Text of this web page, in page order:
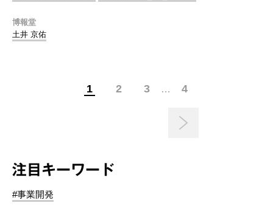
博報堂
土井 京佑
1 2 3 … 4
注目キーワード
#事業開発